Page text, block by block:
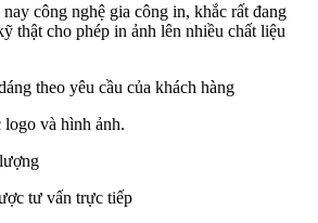
công nghệ gia công in, khắc rất đang
thật cho phép in ảnh lên nhiều chất liệu
theo yêu cầu của khách hàng
và hình ảnh.
tư vấn trực tiếp